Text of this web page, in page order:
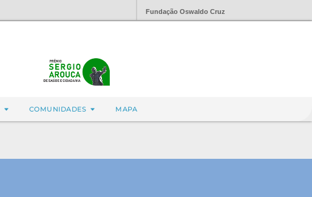
Fundação Oswaldo Cruz
COMUNIDADES MAPA